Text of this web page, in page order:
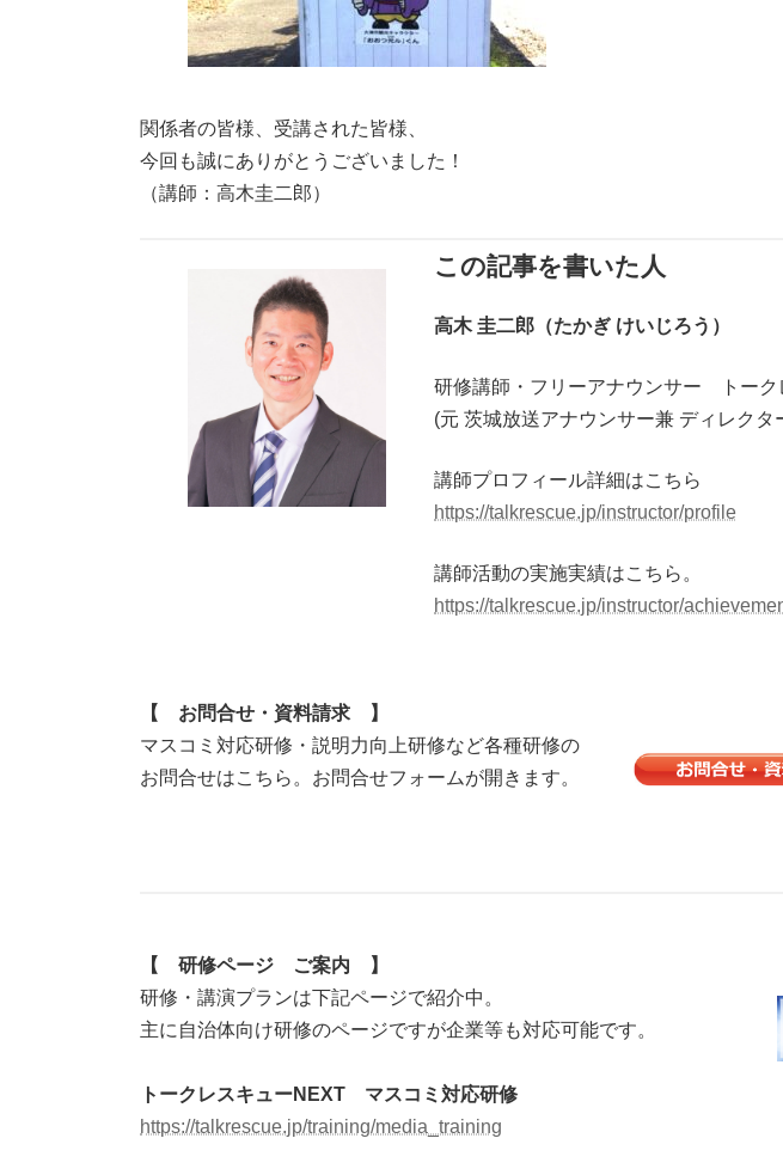
関係者の皆様、受講された皆様、
今回も誠にありがとうございました！
（講師：高木圭二郎）
この記事を書いた人
高木 圭二郎（たかぎ けいじろう）
研修講師・フリーアナウンサー トーク
(元 茨城放送アナウンサー兼 ディレクタ
講師プロフィール詳細はこちら
https://talkrescue.jp/instructor/profile
講師活動の実施実績はこちら。
https://talkrescue.jp/instructor/
【 お問合せ・資料請求 】
マスコミ対応研修・説明力向上研修など各種研修の
お問合せはこちら。お問合せフォームが開きます。
【 研修ページ ご案内 】
研修・講演プランは下記ページで紹介中。
主に自治体向け研修のページですが企業等も対応可能です。
トークレスキューNEXT マスコミ対応研修
https://talkrescue.jp/training/media_training